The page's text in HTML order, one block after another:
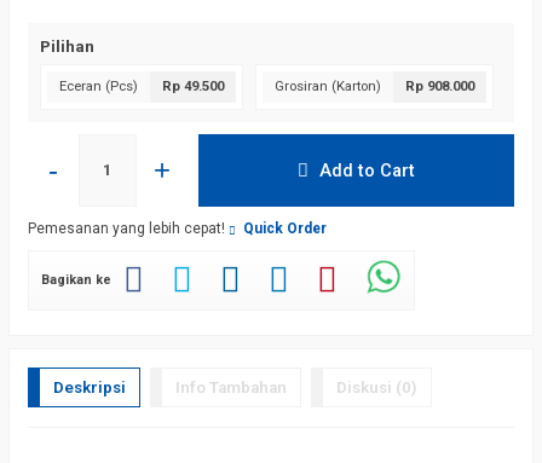
Pilihan
Eceran (Pcs) Rp 49.500 Grosiran (Karton) Rp 908.000
- + Add to Cart
Pemesanan yang lebih cepat! Quick Order
Bagikan ke
Deskripsi Info Tambahan Diskusi (0)